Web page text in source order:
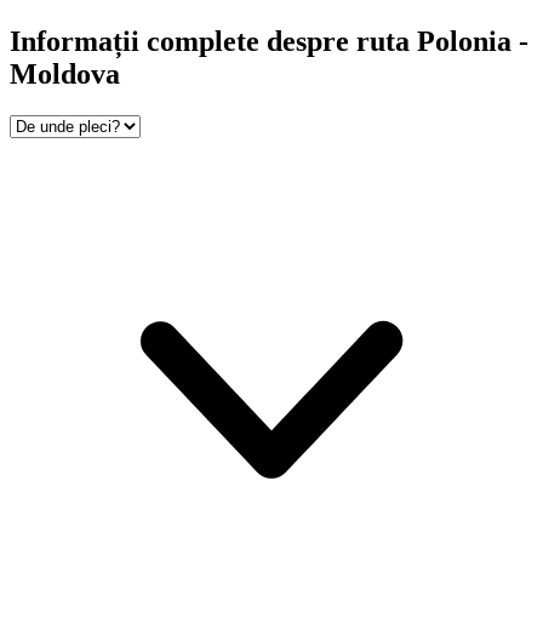
Informații complete despre ruta Polonia -
Moldova